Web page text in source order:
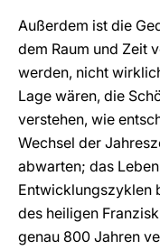
Außerdem ist die
dem Raum und Zeit
werden, nicht
Lage wären, die
verstehen, wie
Wechsel der
abwarten; das
Entwicklungszyklen
des heiligen
genau 800 Jahren